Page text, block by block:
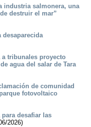
industria salmonera, una
destruir el mar”
desaparecida
tribunales proyecto
agua del salar de Tara
de comunidad
fotovoltaico
desafiar las
2026)